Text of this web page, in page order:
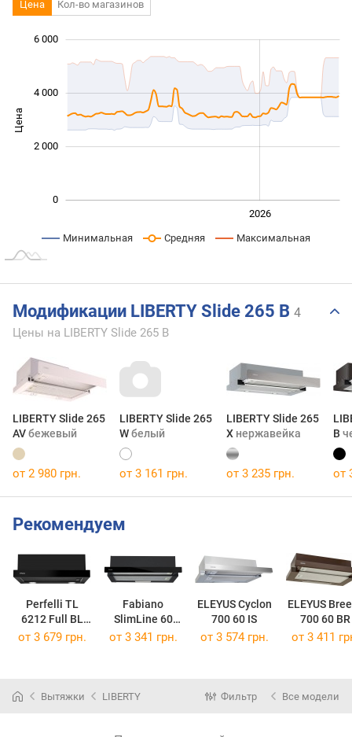
Цена Кол-во магазинов
Цена
0
2 000
4 000
6 000
2026
Минимальная Средняя Максимальная
Модификации LIBERTY Slide 265 B 4
Цены на LIBERTY Slide 265 B
LIBERTY Slide 265
AVбежевый
LIBERTY Slide 265
Wбелый
LIBERTY Slide 265
X нержавейка
B
от 2 980 грн. от 3 161 грн. от 3 235 грн. от
Рекомендуем
Perfelli TL
6212 Full BL
700 LED
Fabiano
SlimLine 60
Glass
ELEYUS Cyclon
700 60 IS
ELEYUS
700 60 BR
от 3 679 грн. от 3 341 грн. от 3 574 грн. от 3 411
Вытяжки LIBERTY Фильтр Все модели